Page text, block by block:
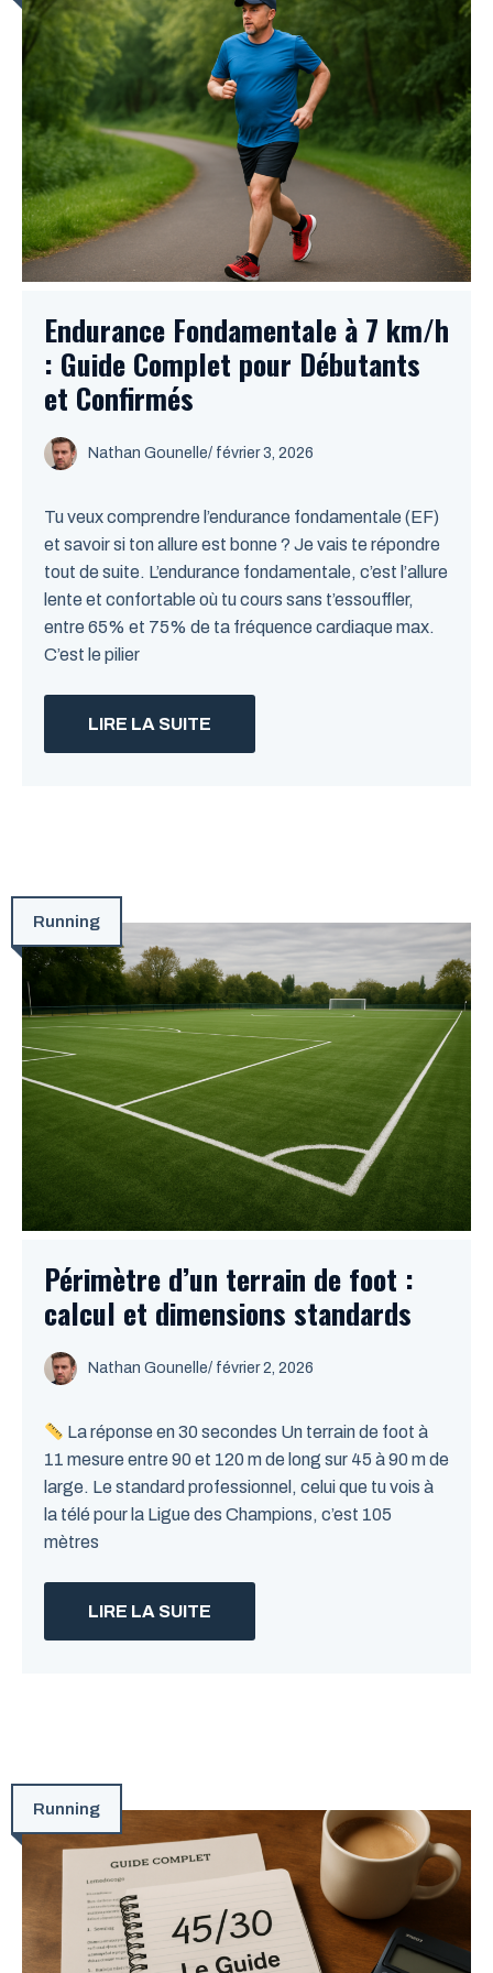
Endurance Fondamentale à 7 km/h
: Guide Complet pour Débutants
et Confirmés
Nathan Gounelle/ février 3, 2026
Tu veux comprendre l’endurance fondamentale (EF)
et savoir si ton allure est bonne ? Je vais te répondre
tout de suite. L’endurance fondamentale, c’est l’allure
lente et confortable où tu cours sans t’essouffler,
entre 65% et 75% de ta fréquence cardiaque max.
C’est le pilier
LIRE LA SUITE
Running
Périmètre d’un terrain de foot :
calcul et dimensions standards
Nathan Gounelle/ février 2, 2026
La réponse en 30 secondes Un terrain de foot à
11 mesure entre 90 et 120 m de long sur 45 à 90 m de
large. Le standard professionnel, celui que tu vois à
la télé pour la Ligue des Champions, c’est 105
mètres
LIRE LA SUITE
Running